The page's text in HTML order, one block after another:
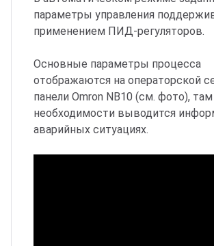
параметры управления
применением ПИД-регуляторов.
Основные параметры процесса
отображаются на операторской
панели Omron NB10 (см. фото),
необходимости выводится
аварийных ситуациях.